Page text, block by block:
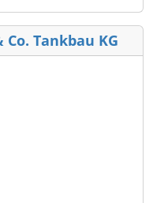
Tankbau KG